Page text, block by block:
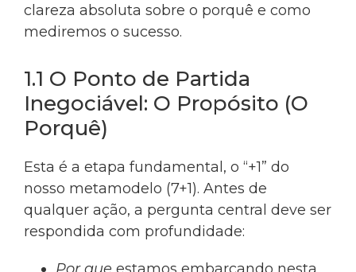
clareza absoluta sobre o porquê e como
mediremos o sucesso.
1.1 O Ponto de Partida
Inegociável: O Propósito (O
Porquê)
Esta é a etapa fundamental, o “+1” do
nosso metamodelo (7+1). Antes de
qualquer ação, a pergunta central deve ser
respondida com profundidade:
Por que estamos embarcando nesta